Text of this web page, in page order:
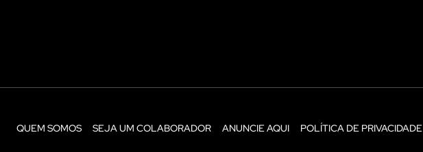
QUEM SOMOS SEJA UM COLABORADOR ANUNCIE AQUI POLÍTICA DE PRIVACIDADE